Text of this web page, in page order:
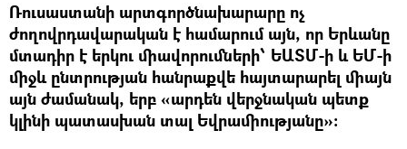
Ռուսաստանի արտգործնախարարը ոչ
ժողովրդավարական է համարում այն, որ Երևանը
մտադիր է երկու միավորումների՝ ԵԱՏՄ-ի և ԵՄ-ի
միջև ընտրության հանրաքվե հայտարարել միայն
այն ժամանակ, երբ «արդեն վերջնական պետք
կլինի պատասխան տալ Եվրամիությանը»։